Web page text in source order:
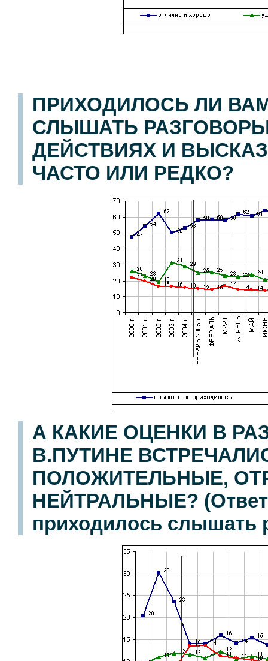
ПРИХОДИЛОСЬ ЛИ
СЛЫШАТЬ
ДЕЙСТВИЯХ И
ЧАСТО ИЛИ РЕДКО?
А КАКИЕ ОЦЕНКИ В
В.ПУТИНЕ
ПОЛОЖИТЕЛЬНЫЕ,
НЕЙТРАЛЬНЫЕ?
приходилось слышать